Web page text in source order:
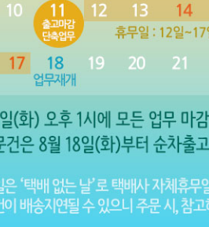
발목
여자 양말 (전체보기)